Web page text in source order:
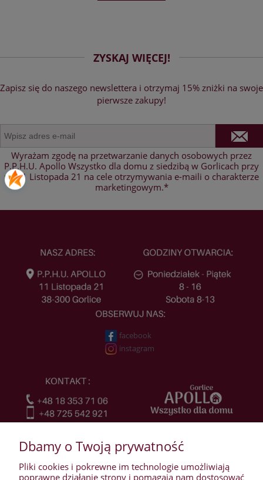
ZYSKAJ WIĘCEJ!
Zapisz się do naszego newslettera i otrzymaj 15% zniżki na swoje
pierwsze zakupy!
Wyrażam zgodę na przetwarzanie danych osobowych przez
P.P.H.U. Apollo Wszystko dla domu z siedzibą w Gorlicach przy
ul. 11 Listopada 21 na cele otrzymywania e-maili o charakterze
marketingowym.*
facebook
instagram
Dbamy o Twoją prywatność
Pliki cookies i pokrewne im technologie umożliwiają
poprawne działanie strony i pomagają nam dostosować